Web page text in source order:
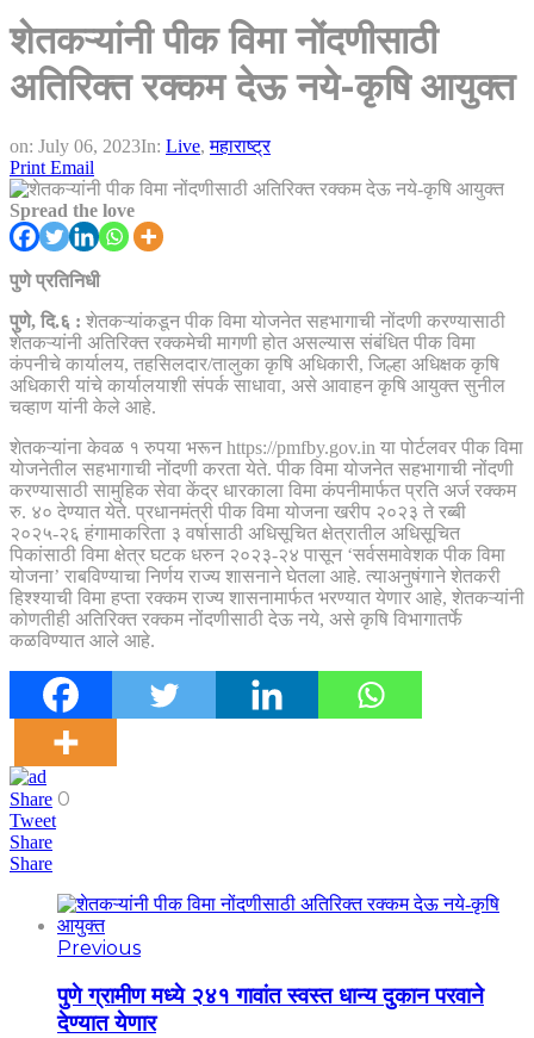
शेतकऱ्यांनी पीक विमा नोंदणीसाठी
अतिरिक्त रक्कम देऊ नये-कृषि आयुक्त
on: July 06, 2023In: Live,महाराष्ट्र
Print Email
Spread the love
पुणे प्रतिनिधी
पुणे, दि.६ : शेतकऱ्यांकडून पीक विमा योजनेत सहभागाची नोंदणी करण्यासाठी
शेतकऱ्यांनी अतिरिक्त रक्कमेची मागणी होत असल्यास संबंधित पीक विमा
कंपनीचे कार्यालय, तहसिलदार/तालुका कृषि अधिकारी, जिल्हा अधिक्षक कृषि
अधिकारी यांचे कार्यालयाशी संपर्क साधावा, असे आवाहन कृषि आयुक्त सुनील
चव्हाण यांनी केले आहे.
शेतकऱ्यांना केवळ १ रुपया भरून https://pmfby.gov.in या पोर्टलवर पीक विमा
योजनेतील सहभागाची नोंदणी करता येते. पीक विमा योजनेत सहभागाची नोंदणी
करण्यासाठी सामुहिक सेवा केंद्र धारकाला विमा कंपनीमार्फत प्रति अर्ज रक्कम
रु. ४० देण्यात येते. प्रधानमंत्री पीक विमा योजना खरीप २०२३ ते रब्बी
२०२५-२६ हंगामाकरिता ३ वर्षासाठी अधिसूचित क्षेत्रातील अधिसूचित
पिकांसाठी विमा क्षेत्र घटक धरुन २०२३-२४ पासून ‘सर्वसमावेशक पीक विमा
योजना’ राबविण्याचा निर्णय राज्य शासनाने घेतला आहे. त्याअनुषंगाने शेतकरी
हिश्श्याची विमा हप्ता रक्कम राज्य शासनामार्फत भरण्यात येणार आहे, शेतकऱ्यांनी
कोणतीही अतिरिक्त रक्कम नोंदणीसाठी देऊ नये, असे कृषि विभागातर्फे
कळविण्यात आले आहे.
Share 0
Tweet
Share
Share
Previous
पुणे ग्रामीण मध्ये २४१ गावांत स्वस्त धान्य दुकान परवाने
देण्यात येणार